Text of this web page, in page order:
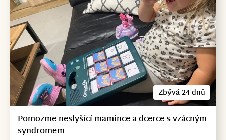
Zbývá 24 dnů
Pomozme neslyšící mamince a dcerce s vzácným
syndromem